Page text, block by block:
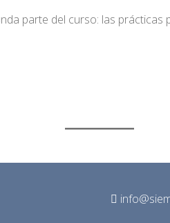
parte del curso: las prácticas